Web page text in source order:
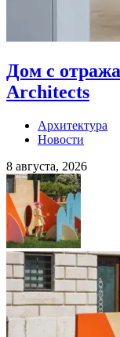
Дом с
Architects
Архитектура
Новости
8 августа, 2026